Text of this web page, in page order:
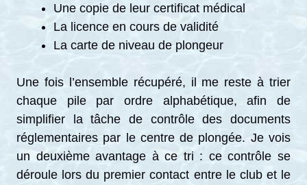
Une copie de leur certificat médical
La licence en cours de validité
La carte de niveau de plongeur
Une fois l’ensemble récupéré, il me reste à trier
chaque pile par ordre alphabétique, afin de
simplifier la tâche de contrôle des documents
réglementaires par le centre de plongée. Je vois
un deuxième avantage à ce tri : ce contrôle se
déroule lors du premier contact entre le club et le